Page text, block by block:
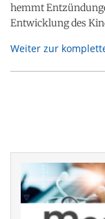
hemmt
Entwicklung des
Weiter zur